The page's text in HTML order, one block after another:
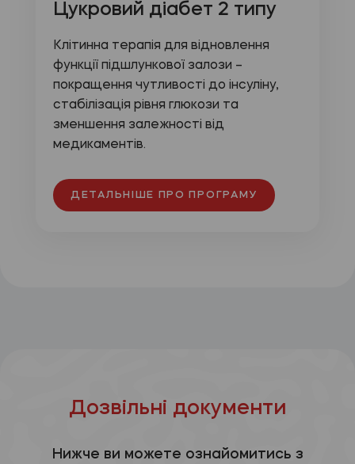
Цукровий діабет 2 типу
Клітинна терапія для відновлення
функції підшлункової залози –
покращення чутливості до інсуліну,
стабілізація рівня глюкози та
зменшення залежності від
медикаментів.
ДЕТАЛЬНІШЕ ПРО ПРОГРАМУ
Дозвільні документи
Нижче ви можете ознайомитись з